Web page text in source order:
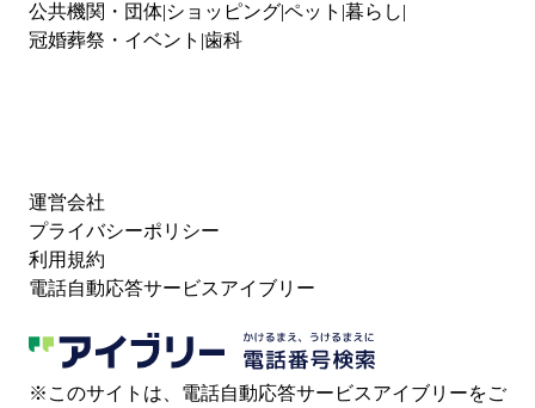
公共機関・団体 ショッピングペット 暮らし
冠婚葬祭・イベント 歯科
運営会社
プライバシーポリシー
利用規約
電話自動応答サービスアイブリー
※このサイトは、電話自動応答サービスアイブリーをご